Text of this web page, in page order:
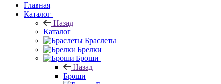
Главная
Каталог
Назад
Каталог
Браслеты
Брелки
Броши
Назад
Броши